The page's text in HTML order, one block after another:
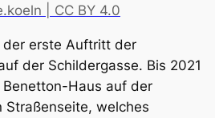
| CC BY 4.0
erste Auftritt der
der Schildergasse. Bis 2021
Haus auf der
Straßenseite, welches